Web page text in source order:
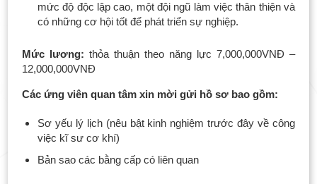
mức độ độc lập cao, một đội ngũ làm việc thân thiện và
có những cơ hội tốt để phát triển sự nghiệp.
Mức lương: thỏa thuận theo năng lực 7,000,000VNĐ –
12,000,000VNĐ
Các ứng viên quan tâm xin mời gửi hồ sơ bao gồm:
Sơ yếu lý lịch (nêu bật kinh nghiệm trước đây về công
việc kĩ sư cơ khí)
Bản sao các bằng cấp có liên quan